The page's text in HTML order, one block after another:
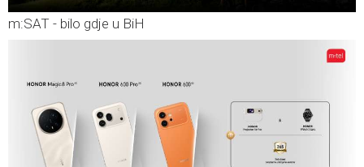
m:SAT - bilo gdje u BiH